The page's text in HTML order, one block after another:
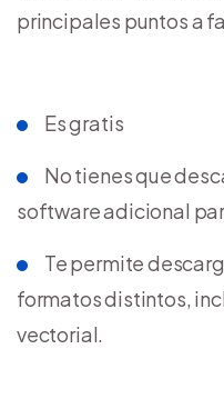
principales puntos a
Es gratis
No tienes que
software adicional
Te permite
formatos distintos,
vectorial.